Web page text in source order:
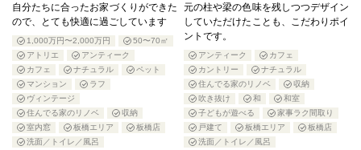
自分たちに合ったお家づくりができた
ので、とても快適に過ごしています
1,000万円〜2,000万円
50〜70㎡
アトリエ
アンティーク
カフェ
ナチュラル
ペット
マンション
ラフ
ヴィンテージ
住んでる家のリノベ
収納
室内窓
板橋エリア
板橋店
洗面／トイレ／風呂
元の柱や梁の色味を残しつつデザイン
していただけたことも、こだわりポイ
ントです。
アンティーク
カフェ
カントリー
ナチュラル
住んでる家のリノベ
収納
吹き抜け
和
和室
子どもが遊べる
家事ラク間取り
戸建て
板橋エリア
板橋店
洗面／トイレ／風呂